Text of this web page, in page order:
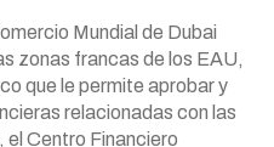
Mundial de Dubai
zonas francas de los EAU,
que le permite aprobar y
relacionadas con las
Centro Financiero